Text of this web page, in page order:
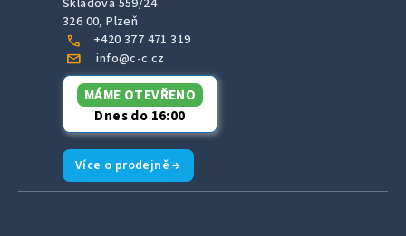
Skladová 559/24
326 00, Plzeň
call +420 377 471 319
mail info@c-c.cz
MÁME OTEVŘENO
Dnes do 16:00
Více o prodejně →